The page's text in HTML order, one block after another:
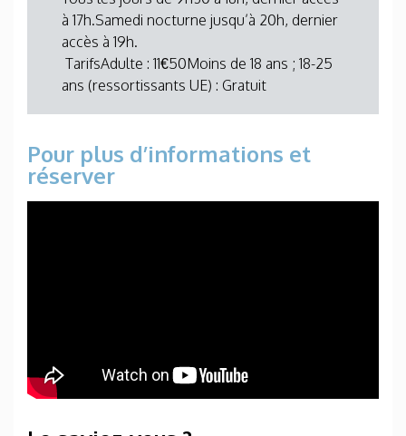
à 17h.Samedi nocturne jusqu’à 20h, dernier
accès à 19h.
TarifsAdulte : 11€50Moins de 18 ans ; 18-25
ans (ressortissants UE) : Gratuit
Pour plus d’informations et
réserver